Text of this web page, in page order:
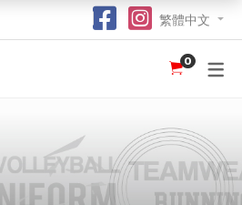
繁體中文
0